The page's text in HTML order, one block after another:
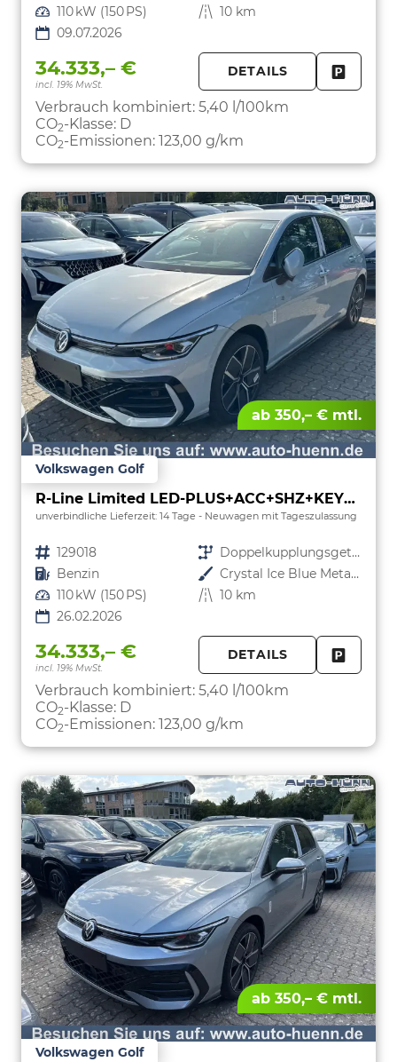
Leistung 110 kW (150 PS) Kilometerstand 10 km
09.07.2026
34.333,– €
incl. 19% MwSt.
DETAILS
Verbrauch kombiniert: 5,40 l/100km
CO2-Klasse: D
CO2-Emissionen: 123,00 g/km
ab 350,– € mtl.
Volkswagen Golf
R-Line Limited LED-PLUS+ACC+SHZ+KEYLESS+KAMERA+18" ALU
unverbindliche Lieferzeit: 14 Tage Neuwagen mit Tageszulassung
Fahrzeugnr. 129018 Getriebe
Doppelkupplungsgetriebe (DSG)
Kraftstoff Benzin Außenfarbe
Crystal Ice Blue Metallic
Leistung 110 kW (150 PS) Kilometerstand 10 km
26.02.2026
34.333,– €
incl. 19% MwSt.
DETAILS
Verbrauch kombiniert: 5,40 l/100km
CO2-Klasse: D
CO2-Emissionen: 123,00 g/km
ab 350,– € mtl.
Volkswagen Golf